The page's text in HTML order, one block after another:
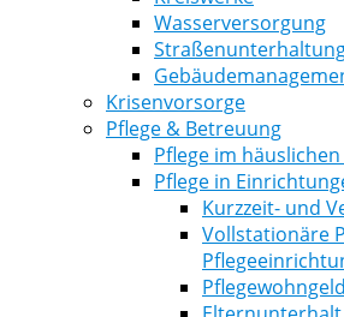
Wasserversorgung
Krisenvorsorge
Pflege & Betreuung
Pflege im
Pflege in
Kurzzeit- und
Vollstationäre
Pflegewohngeld